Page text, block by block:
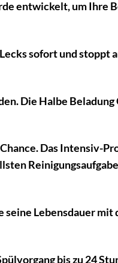
entwickelt, um Ihre
sofort und stoppt
Die Halbe
Das Intensiv-
seine Lebensdauer
bis zu 24